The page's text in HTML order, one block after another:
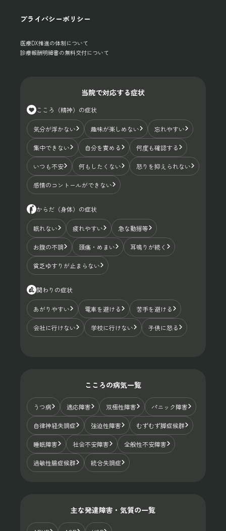
プライバシーポリシー
医療DX推進の体制について
診療報酬明細書の無料交付について
当院で対応する症状
こころ（精神）の症状
気分が浮かない 趣味が楽しめない 忘れやすい
集中できない 自分を責める 何度も確認する
いつも不安 何もしたくない 怒りを抑えられない
感情のコントールができない
からだ（身体）の症状
眠れない 疲れやすい 急な動揺等
お腹の不調 頭痛・めまい 耳鳴りが続く
貧乏ゆすりが止まらない
関わりの症状
あがりやすい 電車を避ける 苦手を避ける
会社に行けない 学校に行けない 子供に怒る
こころの病気一覧
うつ病 適応障害 双極性障害 パニック障害
自律神経失調症 強迫性障害 むずむず脚症候群
睡眠障害 社会不安障害 全般性不安障害
過敏性腸症候群 統合失調症
主な発達障害・気質の一覧